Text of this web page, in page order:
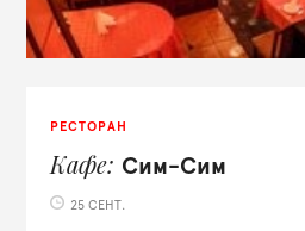
РЕСТОРАН
Кафе Сим-Сим
25 СЕНТ.